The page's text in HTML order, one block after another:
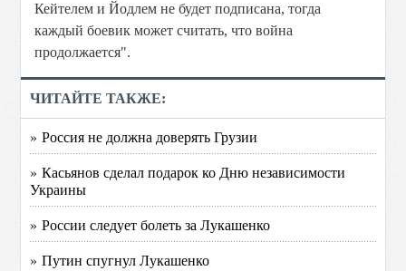
Кейтелем и Йодлем не будет подписана, тогда
каждый боевик может считать, что война
продолжается".
ЧИТАЙТЕ ТАКЖЕ:
» Россия не должна доверять Грузии
» Касьянов сделал подарок ко Дню независимости
Украины
» России следует болеть за Лукашенко
» Путин спугнул Лукашенко